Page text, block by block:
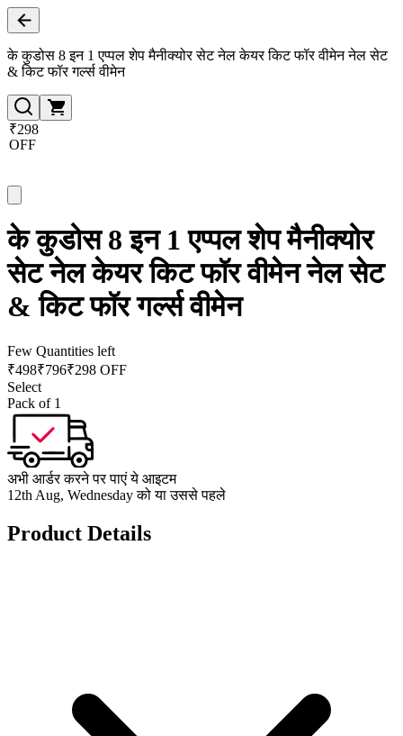
के कुडोस 8 इन 1 एप्पल शेप मैनीक्योर सेट नेल केयर किट फॉर वीमेन नेल सेट
& किट फॉर गर्ल्स वीमेन
₹298
OFF
के कुडोस 8 इन 1 एप्पल शेप मैनीक्योर
सेट नेल केयर किट फॉर वीमेन नेल सेट
& किट फॉर गर्ल्स वीमेन
Few Quantities left
₹498₹796₹298 OFF
Select
Pack of 1
अभी आर्डर करने पर पाएं ये आइटम
12th Aug, Wednesday को या उससे पहले
Product Details